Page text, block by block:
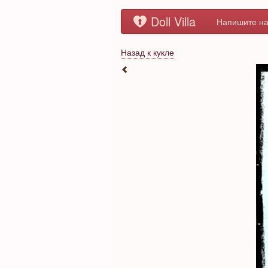
Doll Villa Напишите
Назад к кукле